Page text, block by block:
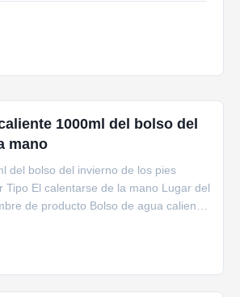
1000ml del bolso del
mano
del bolso del invierno de los pies
El calentarse de la mano Lugar del
de producto Bolso de agua caliente